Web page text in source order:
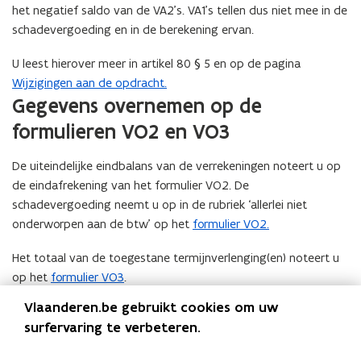
het negatief saldo van de VA2’s. VA1’s tellen dus niet mee in de
schadevergoeding en in de berekening ervan.
U leest hierover meer in artikel 80 § 5 en op de pagina
Wijzigingen aan de opdracht.
Gegevens overnemen op de
formulieren VO2 en VO3
De uiteindelijke eindbalans van de verrekeningen noteert u op
de eindafrekening van het formulier VO2. De
schadevergoeding neemt u op in de rubriek ‘allerlei niet
onderworpen aan de btw’ op het formulier VO2.
Het totaal van de toegestane termijnverlenging(en) noteert u
op het formulier VO3.
opstellen
Vlaanderen.be gebruikt cookies om uw
surfervaring te verbeteren.